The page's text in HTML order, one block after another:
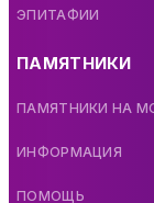
ЭПИТАФИИ
ПАМЯТНИКИ
ПАМЯТНИКИ НА
ИНФОРМАЦИЯ
ПОМОЩЬ